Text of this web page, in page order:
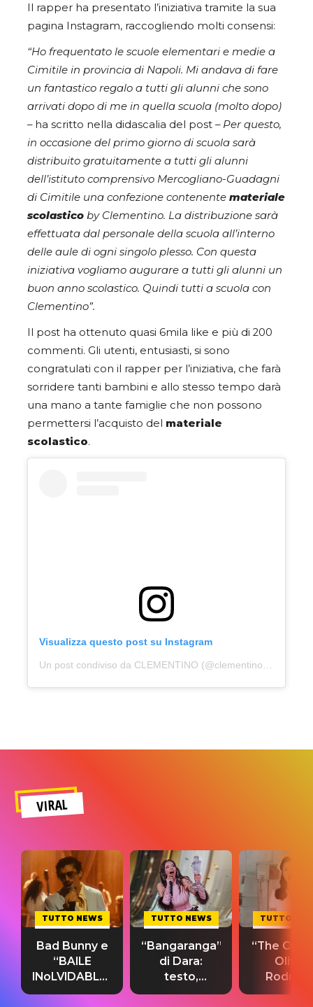
Il rapper ha presentato l’iniziativa tramite la sua
pagina Instagram, raccogliendo molti consensi:
“Ho frequentato le scuole elementari e medie a
Cimitile in provincia di Napoli. Mi andava di fare
un fantastico regalo a tutti gli alunni che sono
arrivati dopo di me in quella scuola (molto dopo)
– ha scritto nella didascalia del post – Per questo,
in occasione del primo giorno di scuola sarà
distribuito gratuitamente a tutti gli alunni
dell’istituto comprensivo Mercogliano-Guadagni
di Cimitile una confezione contenente materiale
scolastico by Clementino. La distribuzione sarà
effettuata dal personale della scuola all’interno
delle aule di ogni singolo plesso. Con questa
iniziativa vogliamo augurare a tutti gli alunni un
buon anno scolastico. Quindi tutti a scuola con
Clementino”.
Il post ha ottenuto quasi 6mila like e più di 200
commenti. Gli utenti, entusiasti, si sono
congratulati con il rapper per l’iniziativa, che farà
sorridere tanti bambini e allo stesso tempo darà
una mano a tante famiglie che non possono
permettersi l’acquisto del materiale
scolastico.
Visualizza questo post su Instagram
Un post condiviso da CLEMENTINO (@clementinoiena)
VIRAL
TUTTO NEWS
Bad Bunny e
“BAILE
INoLVIDABLE”:
testo,
TUTTO NEWS
“Bangaranga”
di Dara:
testo,
traduzione e
TUTTO
“The
Olivia
testo,